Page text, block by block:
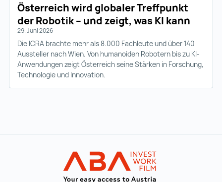
Österreich wird globaler Treffpunkt
der Robotik – und zeigt, was KI kann
29. Juni 2026
Die ICRA brachte mehr als 8.000 Fachleute und über 140
Aussteller nach Wien. Von humanoiden Robotern bis zu KI-
Anwendungen zeigt Österreich seine Stärken in Forschung,
Technologie und Innovation.